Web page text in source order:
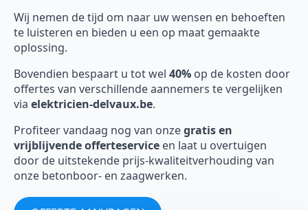
Wij nemen de tijd om naar uw wensen en behoeften
te luisteren en bieden u een op maat gemaakte
oplossing.
Bovendien bespaart u tot wel 40% op de kosten door
offertes van verschillende aannemers te vergelijken
via elektricien-delvaux.be.
Profiteer vandaag nog van onzegratis en
vrijblijvende offerteservice en laat u overtuigen
door de uitstekende prijs-kwaliteitverhouding van
onze betonboor- en zaagwerken.